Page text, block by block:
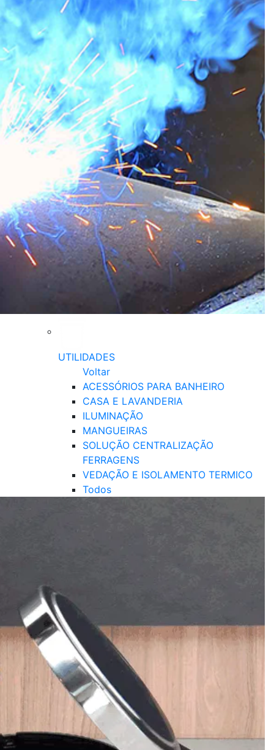
UTILIDADES
Voltar
ACESSÓRIOS PARA BANHEIRO
CASA E LAVANDERIA
ILUMINAÇÃO
MANGUEIRAS
SOLUÇÃO CENTRALIZAÇÃO
FERRAGENS
VEDAÇÃO E ISOLAMENTO TERMICO
Todos